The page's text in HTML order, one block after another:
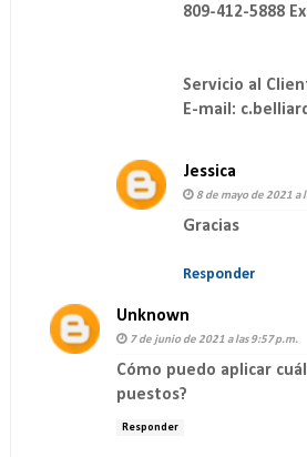
809-412-5888
Servicio al
E-mail:
Jessica
8 de mayo de 2021 a
Gracias
Responder
Unknown
7 de junio de 2021 a las 9:57 p.m.
Cómo puedo aplicar
puestos?
Responder